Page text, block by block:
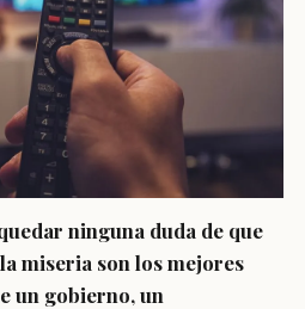
ninguna duda de que
miseria son los mejores
un gobierno, un